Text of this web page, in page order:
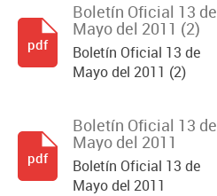
Boletín Oficial 13 de
Mayo del 2011 (2)
Boletín Oficial 13 de
Mayo del 2011 (2)
pdf
Boletín Oficial 13 de
Mayo del 2011
Boletín Oficial 13 de
Mayo del 2011
pdf